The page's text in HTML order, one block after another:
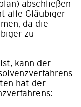
abschließen
alle Gläubiger
da die
zu
kann der
hat der